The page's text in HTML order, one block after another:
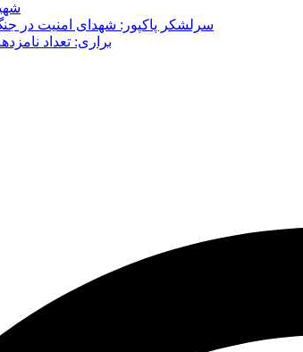
سرلشکر پاکپور: شهدای امنیت در
براری: تعداد نامزدهای